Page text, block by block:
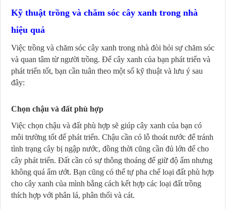
Kỹ thuật trồng và chăm sóc cây xanh trong nhà
hiệu quả
Việc trồng và chăm sóc cây xanh trong nhà đòi hỏi sự chăm sóc
và quan tâm từ người trồng. Để cây xanh của bạn phát triển và
phát triển tốt, bạn cần tuân theo một số kỹ thuật và lưu ý sau
đây:
Chọn chậu và đất phù hợp
Việc chọn chậu và đất phù hợp sẽ giúp cây xanh của bạn có
môi trường tốt để phát triển. Chậu cần có lỗ thoát nước để tránh
tình trạng cây bị ngập nước, đồng thời cũng cần đủ lớn để cho
cây phát triển. Đất cần có sự thông thoáng để giữ độ ẩm nhưng
không quá ẩm ướt. Bạn cũng có thể tự pha chế loại đất phù hợp
cho cây xanh của mình bằng cách kết hợp các loại đất trồng
thích hợp với phân lá, phân thối và cát.